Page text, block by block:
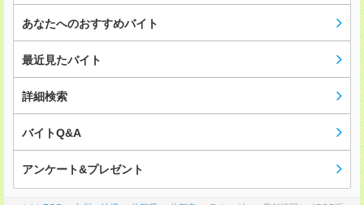
あなたへのおすすめバイト
最近見たバイト
詳細検索
バイトQ&A
アンケート&プレゼント